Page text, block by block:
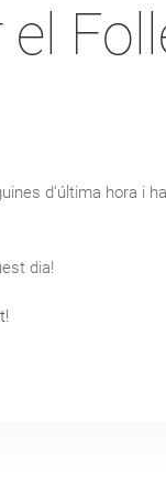
d’última hora i
dia!